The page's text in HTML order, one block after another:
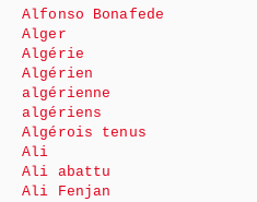
Alfonso Bonafede
Alger
Algérie
Algérien
algérienne
algériens
Algérois tenus
Ali
Ali abattu
Ali Fenjan